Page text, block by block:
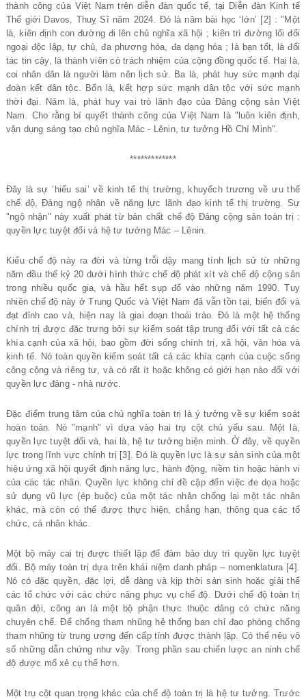
thành công của Việt Nam trên diễn đàn quốc tế, tại Diễn đàn Kinh tế
Thế giới Davos, Thuỵ Sĩ năm 2024. Đó là năm bài học ‘lớn’ [2] : "Một
là, kiên định con đường đi lên chủ nghĩa xã hội ; kiên trì đường lối đối
ngoại độc lập, tự chủ, đa phương hóa, đa dạng hóa ; là bạn tốt, là đối
tác tin cậy, là thành viên có trách nhiệm của cộng đồng quốc tế. Hai là,
coi nhân dân là người làm nên lịch sử. Ba là, phát huy sức mạnh đại
đoàn kết dân tộc. Bốn là, kết hợp sức mạnh dân tộc với sức mạnh
thời đại. Năm là, phát huy vai trò lãnh đạo của Đảng cộng sản Việt
Nam. Cho rằng bí quyết thành công của Việt Nam là "luôn kiên định,
vận dụng sáng tạo chủ nghĩa Mác - Lênin, tư tưởng Hồ Chí Minh".
*************
Đây là sự ‘hiểu sai’ về kinh tế thị trường, khuyếch trương về ưu thế
chế độ, Đảng ngộ nhận về năng lực lãnh đạo kinh tế thị trường. Sự
"ngộ nhận" này xuất phát từ bản chất chế độ Đảng cộng sản toàn trị :
quyền lực tuyệt đối và hệ tư tưởng Mác – Lênin.
Kiểu chế độ này ra đời và từng trỗi dậy mang tính lịch sử từ những
năm đầu thế kỷ 20 dưới hình thức chế độ phát xít và chế độ cộng sản
trong nhiều quốc gia, và hầu hết sụp đổ vào những năm 1990. Tuy
nhiên chế độ này ở Trung Quốc và Việt Nam đã vẫn tồn tại, biến đổi và
đạt đỉnh cao và, hiện nay là giai đoạn thoái trào. Đó là một hệ thống
chính trị được đặc trưng bởi sự kiểm soát tập trung đối với tất cả các
khía cạnh của xã hội, bao gồm đời sống chính trị, xã hội, văn hóa và
kinh tế. Nó toàn quyền kiểm soát tất cả các khía cạnh của cuộc sống
công cộng và riêng tư, và có rất ít hoặc không có giới hạn nào đối với
quyền lực đảng - nhà nước.
Đặc điểm trung tâm của chủ nghĩa toàn trị là ý tưởng về sự kiểm soát
hoàn toàn. Nó "mạnh" vì dựa vào hai trụ cột chủ yếu sau. Một là,
quyền lực tuyệt đối và, hai là, hệ tư tưởng biện minh. Ở đây, về quyền
lực trong lĩnh vực chính trị [3]. Đó là quyền lực là sự sản sinh của một
hiệu ứng xã hội quyết định năng lực, hành động, niềm tin hoặc hành vi
của các tác nhân. Quyền lực không chỉ đề cập đến việc đe dọa hoặc
sử dụng vũ lực (ép buộc) của một tác nhân chống lại một tác nhân
khác, mà còn có thể được thực hiện, chẳng hạn, thông qua các tổ
chức, cá nhân khác.
Một bộ máy cai trị được thiết lập để đảm bảo duy trì quyền lực tuyệt
đối. Bộ máy toàn trị dựa trên khái niệm danh pháp – nomenklatura [4].
Nó có đặc quyền, đặc lợi, dễ dàng và kịp thời sản sinh hoặc giải thể
các tổ chức với các chức năng phục vụ chế độ. Dưới chế độ toàn trị
quân đội, công an là một bộ phận thực thuộc đảng có chức năng
chuyên chế. Để chống tham nhũng hệ thống ban chỉ đạo phòng chống
tham nhũng từ trung ương đến cấp tỉnh được thành lập. Có thể nêu vô
số những dẫn chứng như vậy. Trong phần sau chiến lược an ninh chế
độ được mổ xẻ cụ thể hơn.
Một trụ cột quan trọng khác của chế độ toàn trị là hệ tư tưởng. Trước